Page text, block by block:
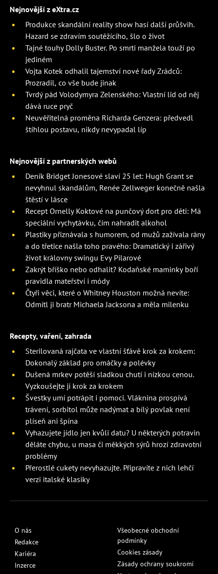
Nejnovější z eXtra.cz
Produkce skandální reality show hasí další průšvih.
Hazard se zdravím soutěžícího, šlo o život
Tajné touhy Dolly Buster. Po smrti manžela touží po
jediném
Vojta Kotek odhalil tajemství nové řady Zrádců:
Prozradil, co vše bude jinak
Tvrdý pád Volodymyra Zelenského: Vlastní lid od něj
dává ruce pryč
Neuvěřitelná proměna Richarda Genzera: předvedl
štíhlou postavu, nikdy nevypadal líp
Nejnovější z partnerských webů
Deník Bridget Jonesové slaví 25 let: Hugh Grant se
nevyhnul skandálům, Renée Zellweger konečně našla
štěstí v lásce
Recept Ornelly Koktové na punčový dort pro děti: Má
speciální vychytávku, čím nahradit alkohol
Plastiky přiznávala s humorem, od mužů zažívala rány
a do třetice našla toho pravého: Dramatický i zářivý
život královny swingu Evy Pilarové
Zakrýt bříško nebo odhalit? Kodaňské maminky boří
pravidla mateřství i módy
Čtyři věci, které o Whitney Houston možná nevíte:
Odmítl ji bratr Michaela Jacksona a měla milenku
Recepty, vaření, zahrada
Sterilovaná rajčata ve vlastní šťávě krok za krokem:
Dokonalý základ pro omáčky a polévky
Dušená mrkev potěší sladkou chutí i nízkou cenou.
Vyzkoušejte ji krok za krokem
Švestky umí potrápit i pomoci. Vláknina prospívá
trávení, sorbitol může nadýmat a bílý povlak není
plíseň ani špína
Vyhazujete jídlo jen kvůli datu? U některých potravin
děláte chybu, u masa či měkkých sýrů hrozí zdravotní
problémy
Přerostlé cukety nevyhazujte. Připravíte z nich lehčí
verzi italské klasiky
O nás
Redakce
Kariéra
Inzerce
Všeobecné obchodní
podmínky
Cookies zásady
Zásady ochrany soukromí